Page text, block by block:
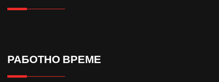
РАБОТНО ВРЕМЕ